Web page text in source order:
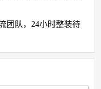
团队，24小时整装待